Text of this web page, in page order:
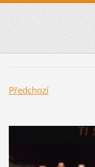
Předchozí